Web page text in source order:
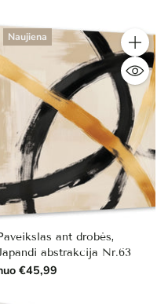
Naujiena
Kiekis
ant drobės,
abstrakcija Nr.63
€45,99